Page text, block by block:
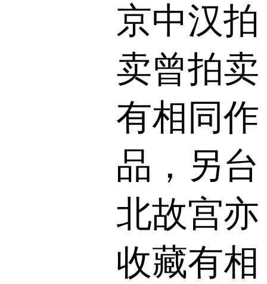
京中汉拍
卖曾拍卖
有相同作
品，另台
北故宫亦
收藏有相